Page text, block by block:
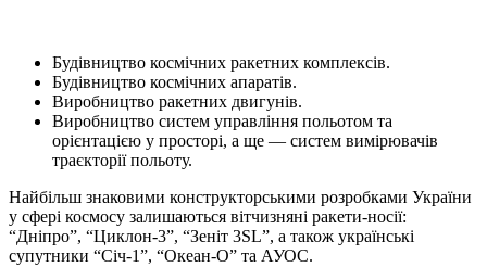
Будівництво космічних ракетних комплексів.
Будівництво космічних апаратів.
Виробництво ракетних двигунів.
Виробництво систем управління польотом та
орієнтацією у просторі, а ще — систем вимірювачів
траєкторії польоту.
Найбільш знаковими конструкторськими розробками України
у сфері космосу залишаються вітчизняні ракети-носії:
“Дніпро”, “Циклон-3”, “Зеніт 3SL”, а також українські
супутники “Січ-1”, “Океан-О” та АУОС.